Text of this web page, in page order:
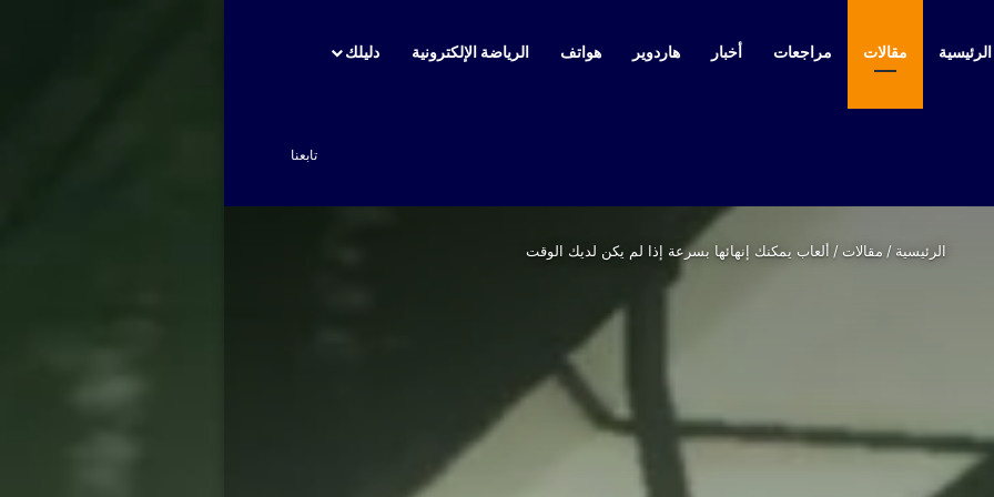
مقالات مراجعات أخبار هاردوير هواتف الرياضة الإلكترونية دليلك
تابعنا
الرئيسية / مقالات / ألعاب يمكنك إنهائها بسرعة إذا لم يكن لديك الوقت